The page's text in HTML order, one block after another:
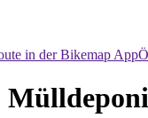
in der Bikemap App